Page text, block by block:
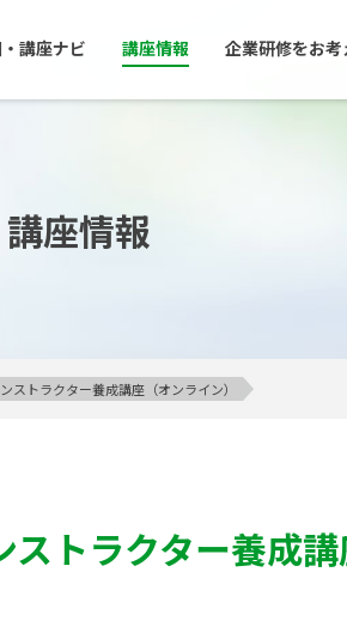
講座ナビ 講座情報 企業研修をお
講座情報
ストラクター養成講座（オンライン）
トラクター養成講